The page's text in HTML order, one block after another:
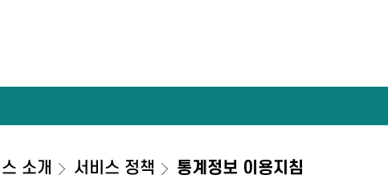
소개 서비스 정책 통계정보 이용지침